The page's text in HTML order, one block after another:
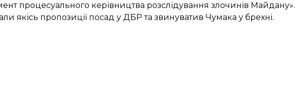
процесуального керівництва розслідування злочинів Майдану».
якісь пропозиції посад у ДБР та звинуватив Чумака у брехні.